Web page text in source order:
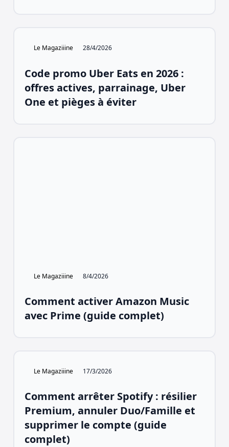
Le Magaziiine 28/4/2026
Code promo Uber Eats en 2026 :
offres actives, parrainage, Uber
One et pièges à éviter
Le Magaziiine 8/4/2026
Comment activer Amazon Music
avec Prime (guide complet)
Le Magaziiine 17/3/2026
Comment arrêter Spotify : résilier
Premium, annuler Duo/Famille et
supprimer le compte (guide
complet)